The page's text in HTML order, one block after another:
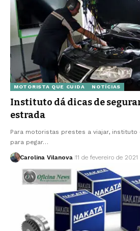
MOTORISTA QUE CUIDA NOTÍCIAS
Instituto dá dicas de
estrada
Para motoristas prestes a viajar, instituto
para pegar…
Carolina Vilanova 11 de fevereiro de 2021